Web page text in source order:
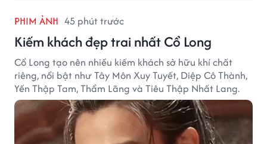
PHIM ẢNH 45 phút trước
Kiếm khách đẹp trai nhất Cổ Long
Cổ Long tạo nên nhiều kiếm khách sở hữu khí chất
riêng, nổi bật như Tây Môn Xuy Tuyết, Diệp Cô Thành,
Yến Thập Tam, Thẩm Lãng và Tiêu Thập Nhất Lang.